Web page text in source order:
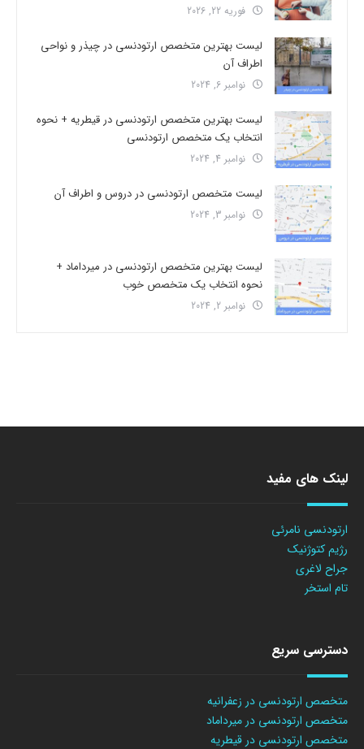
فوریه 22, 2026
لیست بهترین متخصص ارتودنسی در چیذر و نواحی
اطراف آن
نوامبر 6, 2024
لیست بهترین متخصص ارتودنسی در قیطریه + نحوه
انتخاب یک متخصص ارتودنسی
نوامبر 4, 2024
لیست متخصص ارتودنسی در دروس و اطراف آن
نوامبر 3, 2024
لیست بهترین متخصص ارتودنسی در میرداماد +
نحوه انتخاب یک متخصص خوب
نوامبر 2, 2024
لینک های مفید
ارتودنسی نامرئی
رژیم کتوژنیک
جراح لاغری
تام استخر
دسترسی سریع
متخصص ارتودنسی در زعفرانیه
متخصص ارتودنسی در میرداماد
متخصص ارتودنسی در قیطریه